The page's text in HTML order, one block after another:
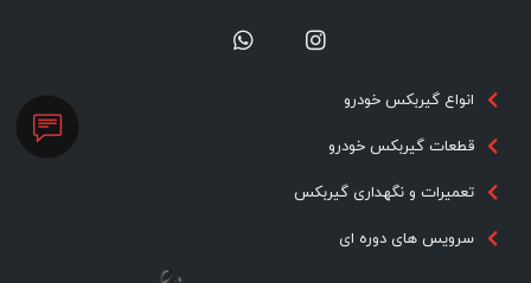
انواع گیربکس خودرو
قطعات گیربکس خودرو
تعمیرات و نگهداری گیربکس
سرویس های دوره ای